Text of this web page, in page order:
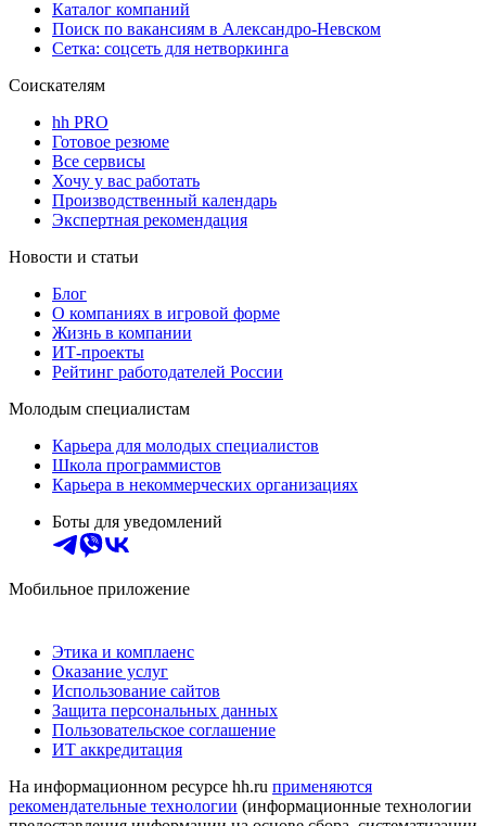
Каталог компаний
Поиск по вакансиям в Александро-Невском
Сетка: соцсеть для нетворкинга
Соискателям
hh PRO
Готовое резюме
Все сервисы
Хочу у вас работать
Производственный календарь
Экспертная рекомендация
Новости и статьи
Блог
О компаниях в игровой форме
Жизнь в компании
ИТ-проекты
Рейтинг работодателей России
Молодым специалистам
Карьера для молодых специалистов
Школа программистов
Карьера в некоммерческих организациях
Боты для уведомлений
Мобильное приложение
Этика и комплаенс
Оказание услуг
Использование сайтов
Защита персональных данных
Пользовательское соглашение
ИТ аккредитация
На информационном ресурсе hh.ru применяются
рекомендательные технологии (информационные технологии